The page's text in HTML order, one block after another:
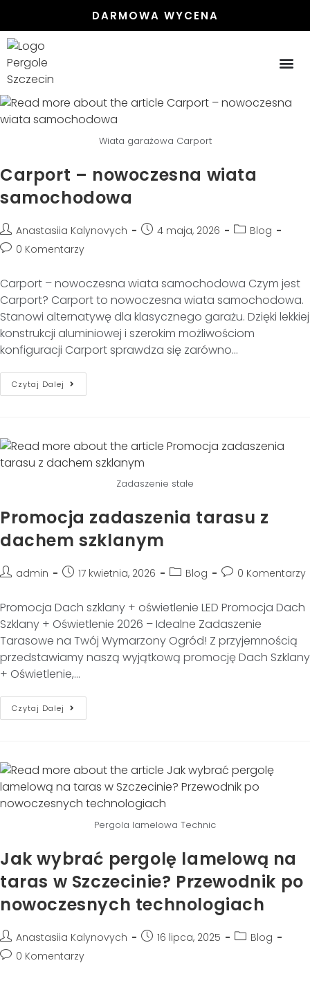
DARMOWA WYCENA
Wiata garażowa Carport
Carport – nowoczesna wiata
samochodowa
Anastasiia Kalynovych 4 maja, 2026
Blog
0 Komentarzy
Carport – nowoczesna wiata samochodowa Czym jest
Carport? Carport to nowoczesna wiata samochodowa.
Stanowi alternatywę dla klasycznego garażu. Dzięki lekkiej
konstrukcji aluminiowej i szerokim możliwościom
konfiguracji Carport sprawdza się zarówno…
Czytaj Dalej
Zadaszenie stałe
Promocja zadaszenia tarasu z
dachem szklanym
admin 17 kwietnia, 2026 Blog 0 Komentarzy
Promocja Dach szklany + oświetlenie LED Promocja Dach
Szklany + Oświetlenie 2026 – Idealne Zadaszenie
Tarasowe na Twój Wymarzony Ogród! Z przyjemnością
przedstawiamy naszą wyjątkową promocję Dach Szklany
+ Oświetlenie,…
Czytaj Dalej
Pergola lamelowa Technic
Jak wybrać pergolę lamelową na
taras w Szczecinie? Przewodnik po
nowoczesnych technologiach
Anastasiia Kalynovych 16 lipca, 2025
Blog
0 Komentarzy